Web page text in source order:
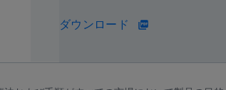
ダウンロード